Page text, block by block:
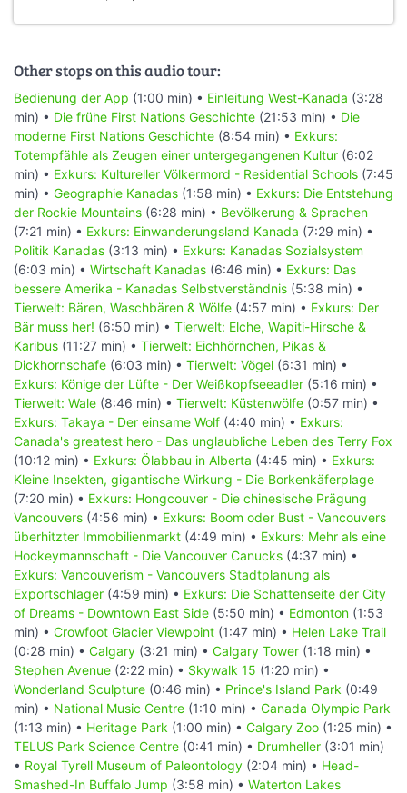
Other stops on this audio tour:
Bedienung der App (1:00 min) • Einleitung West-Kanada (3:28
min) • Die frühe First Nations Geschichte (21:53 min) • Die
moderne First Nations Geschichte (8:54 min) • Exkurs:
Totempfähle als Zeugen einer untergegangenen Kultur (6:02
min) • Exkurs: Kultureller Völkermord - Residential Schools (7:45
min) • Geographie Kanadas (1:58 min) • Exkurs: Die Entstehung
der Rockie Mountains (6:28 min) • Bevölkerung & Sprachen
(7:21 min) • Exkurs: Einwanderungsland Kanada (7:29 min) •
Politik Kanadas (3:13 min) • Exkurs: Kanadas Sozialsystem
(6:03 min) • Wirtschaft Kanadas (6:46 min) • Exkurs: Das
bessere Amerika - Kanadas Selbstverständnis (5:38 min) •
Tierwelt: Bären, Waschbären & Wölfe (4:57 min) • Exkurs: Der
Bär muss her! (6:50 min) • Tierwelt: Elche, Wapiti-Hirsche &
Karibus (11:27 min) • Tierwelt: Eichhörnchen, Pikas &
Dickhornschafe (6:03 min) • Tierwelt: Vögel (6:31 min) •
Exkurs: Könige der Lüfte - Der Weißkopfseeadler (5:16 min) •
Tierwelt: Wale (8:46 min) • Tierwelt: Küstenwölfe (0:57 min) •
Exkurs: Takaya - Der einsame Wolf (4:40 min) • Exkurs:
Canada's greatest hero - Das unglaubliche Leben des Terry Fox
(10:12 min) • Exkurs: Ölabbau in Alberta (4:45 min) • Exkurs:
Kleine Insekten, gigantische Wirkung - Die Borkenkäferplage
(7:20 min) • Exkurs: Hongcouver - Die chinesische Prägung
Vancouvers (4:56 min) • Exkurs: Boom oder Bust - Vancouvers
überhitzter Immobilienmarkt (4:49 min) • Exkurs: Mehr als eine
Hockeymannschaft - Die Vancouver Canucks (4:37 min) •
Exkurs: Vancouverism - Vancouvers Stadtplanung als
Exportschlager (4:59 min) • Exkurs: Die Schattenseite der City
of Dreams - Downtown East Side (5:50 min) • Edmonton (1:53
min) • Crowfoot Glacier Viewpoint (1:47 min) • Helen Lake Trail
(0:28 min) • Calgary (3:21 min) • Calgary Tower (1:18 min) •
Stephen Avenue (2:22 min) • Skywalk 15 (1:20 min) •
Wonderland Sculpture (0:46 min) • Prince's Island Park (0:49
min) • National Music Centre (1:10 min) • Canada Olympic Park
(1:13 min) • Heritage Park (1:00 min) • Calgary Zoo (1:25 min) •
TELUS Park Science Centre (0:41 min) • Drumheller (3:01 min)
• Royal Tyrell Museum of Paleontology (2:04 min) • Head-
Smashed-In Buffalo Jump (3:58 min) • Waterton Lakes